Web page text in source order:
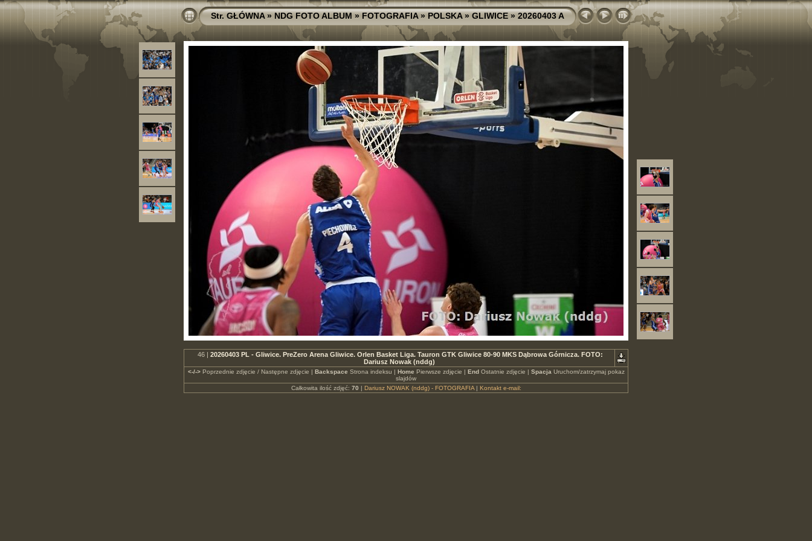
Str. GŁÓWNA»NDG FOTO ALBUM»FOTOGRAFIA»POLSKA»GLIWICE»20260403 A
46 | 20260403 PL - Gliwice. PreZero Arena Gliwice. Orlen Basket Liga. Tauron GTK Gliwice 80-90 MKS Dąbrowa Górnicza. FOTO:
Dariusz Nowak (nddg)
<-/->Poprzednie zdjęcie / Następne zdjęcie | Backspace Strona indeksu | Home Pierwsze zdjęcie | EndOstatnie zdjęcie | Spacja Uruchom/zatrzymaj pokaz
slajdów
Całkowita ilość zdjęć: 70 | Dariusz NOWAK (nddg) - FOTOGRAFIA| Kontakt e-mail: